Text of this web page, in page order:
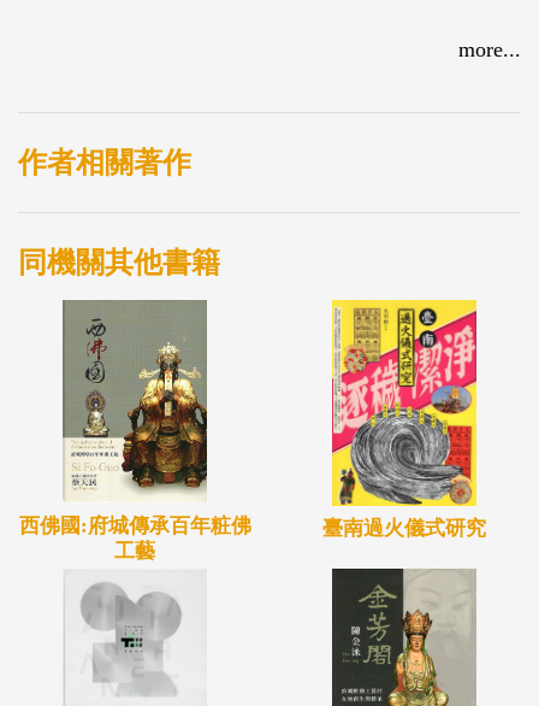
more...
作者相關著作
同機關其他書籍
西佛國:府城傳承百年粧佛
工藝
臺南過火儀式研究